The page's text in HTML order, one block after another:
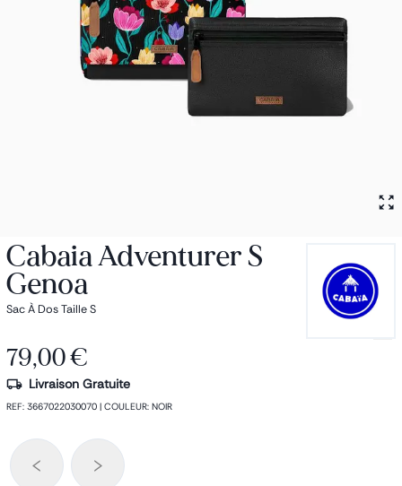
Porte monnaie
Cabaia Adventurer S
Genoa
Sac À Dos Taille S
79,00 €
Livraison Gratuite
REF: 3667022030070 | COULEUR: NOIR